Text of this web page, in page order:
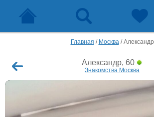
Главная / Москва/Александр
Александр, 60
Знакомства Москва